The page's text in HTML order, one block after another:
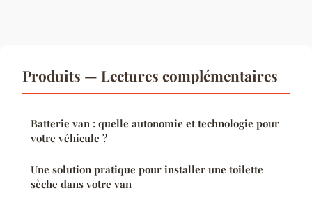
Produits — Lectures complémentaires
Batterie van : quelle autonomie et technologie pour
votre véhicule ?
Une solution pratique pour installer une toilette
sèche dans votre van